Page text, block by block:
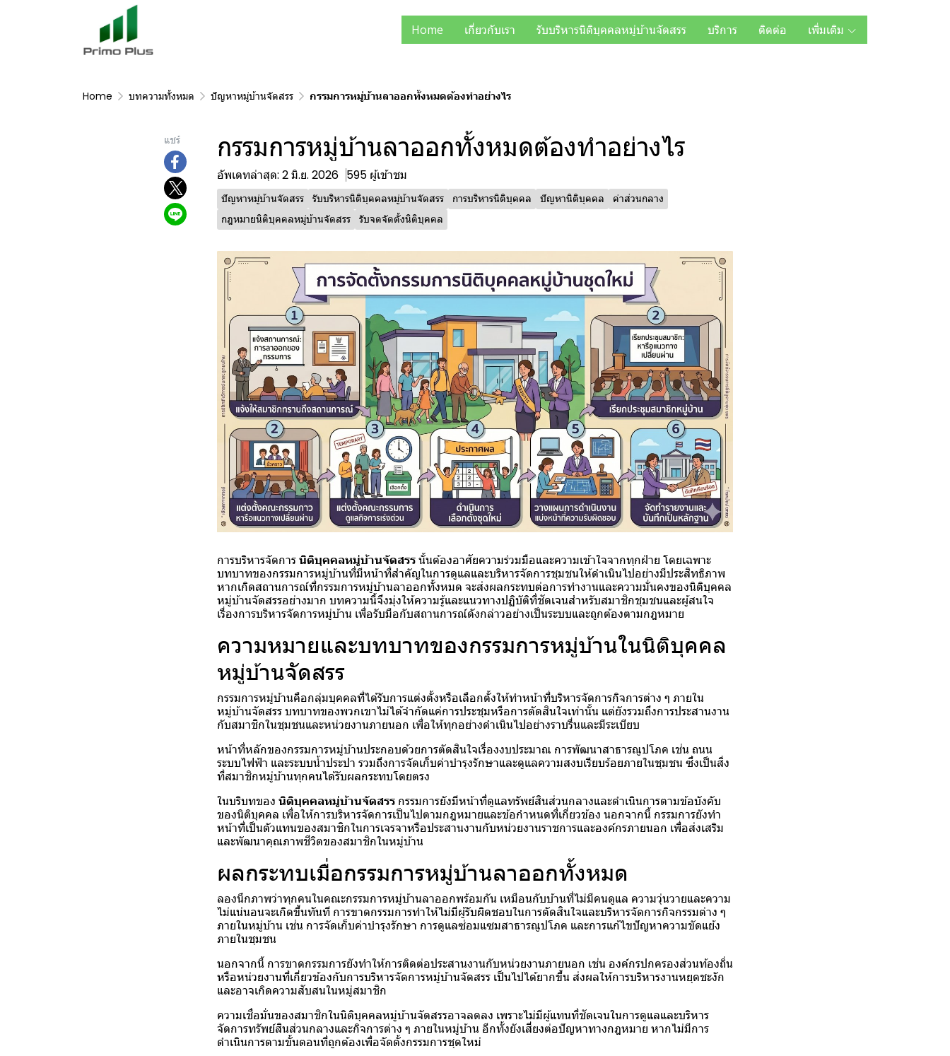
Home เกี่ยวกับเรา รับบริหารนิติบุคคลหมู่บ้านจัดสรร บริการ ติดต่อ เพิ่มเติม
Home บทความทั้งหมด ปัญหาหมู่บ้านจัดสรร กรรมการหมู่บ้านลาออกทั้งหมดต้องทำอย่างไร
แชร์ กรรมการหมู่บ้านลาออกทั้งหมดต้องทำอย่างไร
อัพเดทล่าสุด: 2 มิ.ย. 2026 595 ผู้เข้าชม
ปัญหาหมู่บ้านจัดสรร รับบริหารนิติบุคคลหมู่บ้านจัดสรร การบริหารนิติบุคคล ปัญหานิติบุคคล
ค่าส่วนกลาง
กฎหมายนิติบุคคลหมู่บ้านจัดสรร รับจดจัดตั้งนิติบุคคล
การบริหารจัดการนิติบุคคลหมู่บ้านจัดสรรนั้นต้องอาศัยความร่วมมือและความเข้าใจจากทุกฝ่าย โดยเฉพาะ
บทบาทของกรรมการหมู่บ้านที่มีหน้าที่สำคัญในการดูแลและบริหารจัดการชุมชนให้ดำเนินไปอย่างมีประสิทธิภาพ
หากเกิดสถานการณ์ที่กรรมการหมู่บ้านลาออกทั้งหมด จะส่งผลกระทบต่อการทำงานและความมั่นคงของนิติบุคคล
หมู่บ้านจัดสรรอย่างมาก บทความนี้จึงมุ่งให้ความรู้และแนวทางปฏิบัติที่ชัดเจนสำหรับสมาชิกชุมชนและผู้สนใจ
เรื่องการบริหารจัดการหมู่บ้าน เพื่อรับมือกับสถานการณ์ดังกล่าวอย่างเป็นระบบและถูกต้องตามกฎหมาย
ความหมายและบทบาทของกรรมการหมู่บ้านในนิติบุคคล
หมู่บ้านจัดสรร
กรรมการหมู่บ้านคือกลุ่มบุคคลที่ได้รับการแต่งตั้งหรือเลือกตั้งให้ทำหน้าที่บริหารจัดการกิจการต่าง ๆ ภายใน
หมู่บ้านจัดสรร บทบาทของพวกเขาไม่ได้จำกัดแค่การประชุมหรือการตัดสินใจเท่านั้น แต่ยังรวมถึงการประสานงาน
กับสมาชิกในชุมชนและหน่วยงานภายนอก เพื่อให้ทุกอย่างดำเนินไปอย่างราบรื่นและมีระเบียบ
หน้าที่หลักของกรรมการหมู่บ้านประกอบด้วยการตัดสินใจเรื่องงบประมาณ การพัฒนาสาธารณูปโภค เช่น ถนน
ระบบไฟฟ้า และระบบน้ำประปา รวมถึงการจัดเก็บค่าบำรุงรักษาและดูแลความสงบเรียบร้อยภายในชุมชน ซึ่งเป็นสิ่ง
ที่สมาชิกหมู่บ้านทุกคนได้รับผลกระทบโดยตรง
ในบริบทของ นิติบุคคลหมู่บ้านจัดสรร กรรมการยังมีหน้าที่ดูแลทรัพย์สินส่วนกลางและดำเนินการตามข้อบังคับ
ของนิติบุคคล เพื่อให้การบริหารจัดการเป็นไปตามกฎหมายและข้อกำหนดที่เกี่ยวข้อง นอกจากนี้ กรรมการยังทำ
หน้าที่เป็นตัวแทนของสมาชิกในการเจรจาหรือประสานงานกับหน่วยงานราชการและองค์กรภายนอก เพื่อส่งเสริม
และพัฒนาคุณภาพชีวิตของสมาชิกในหมู่บ้าน
ผลกระทบเมื่อกรรมการหมู่บ้านลาออกทั้งหมด
ลองนึกภาพว่าทุกคนในคณะกรรมการหมู่บ้านลาออกพร้อมกัน เหมือนกับบ้านที่ไม่มีคนดูแล ความวุ่นวายและความ
ไม่แน่นอนจะเกิดขึ้นทันที การขาดกรรมการทำให้ไม่มีผู้รับผิดชอบในการตัดสินใจและบริหารจัดการกิจกรรมต่าง ๆ
ภายในหมู่บ้าน เช่น การจัดเก็บค่าบำรุงรักษา การดูแลซ่อมแซมสาธารณูปโภค และการแก้ไขปัญหาความขัดแย้ง
ภายในชุมชน
นอกจากนี้ การขาดกรรมการยังทำให้การติดต่อประสานงานกับหน่วยงานภายนอก เช่น องค์กรปกครองส่วนท้องถิ่น
หรือหน่วยงานที่เกี่ยวข้องกับการบริหารจัดการหมู่บ้านจัดสรร เป็นไปได้ยากขึ้น ส่งผลให้การบริหารงานหยุดชะงัก
และอาจเกิดความสับสนในหมู่สมาชิก
ความเชื่อมั่นของสมาชิกในนิติบุคคลหมู่บ้านจัดสรรอาจลดลง เพราะไม่มีผู้แทนที่ชัดเจนในการดูแลและบริหาร
จัดการทรัพย์สินส่วนกลางและกิจการต่าง ๆ ภายในหมู่บ้าน อีกทั้งยังเสี่ยงต่อปัญหาทางกฎหมาย หากไม่มีการ
ดำเนินการตามขั้นตอนที่ถูกต้องเพื่อจัดตั้งกรรมการชุดใหม่